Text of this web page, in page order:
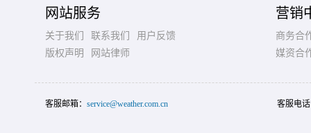
网站服务
关于我们 联系我们
用户反馈
版权声明
网站律师
营销
商务合
媒资合
客服邮箱： service@weather.com.cn 客服电